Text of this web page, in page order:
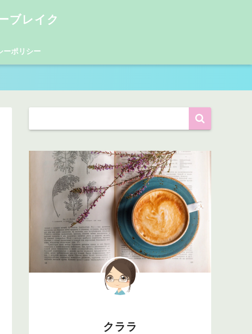
ブレイク
ーポリシー
クララ